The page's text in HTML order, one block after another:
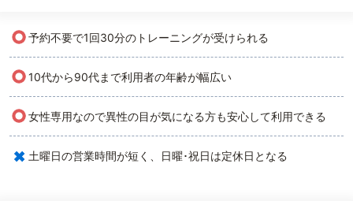
○予約不要で1回30分のトレーニングが受けられる
○10代から90代まで利用者の年齢が幅広い
○女性専用なので異性の目が気になる方も安心して利用できる
× 土曜日の営業時間が短く、日曜･祝日は定休日となる